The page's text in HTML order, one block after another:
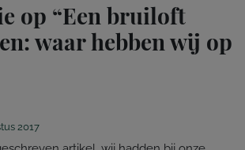
op “Een bruiloft
waar hebben wij op
2017